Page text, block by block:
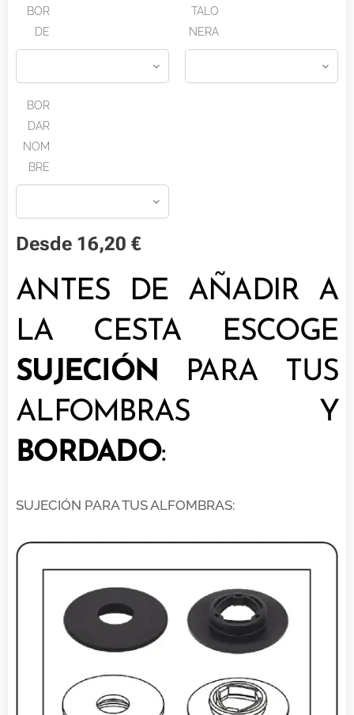
BOR
DE
TALO
NERA
BOR
DAR
NOM
BRE
Desde 16,20 €
ANTES DE AÑADIR A
LA CESTA ESCOGE
SUJECIÓN PARA TUS
ALFOMBRAS Y
BORDADO:
SUJECIÓN PARA TUS ALFOMBRAS: